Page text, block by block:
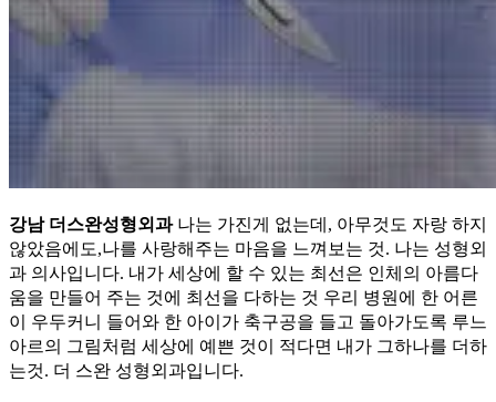
강남 더스완성형외과 나는 가진게 없는데, 아무것도 자랑 하지
않았음에도,나를 사랑해주는 마음을 느껴보는 것. 나는 성형외
과 의사입니다. 내가 세상에 할 수 있는 최선은 인체의 아름다
움을 만들어 주는 것에 최선을 다하는 것 우리 병원에 한 어른
이 우두커니 들어와 한 아이가 축구공을 들고 돌아가도록 루느
아르의 그림처럼 세상에 예쁜 것이 적다면 내가 그하나를 더하
는것. 더 스완 성형외과입니다.